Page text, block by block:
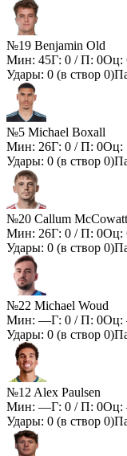
№19 Benjamin Old
Мин: 45Г: 0 / П: 0Оц:
Удары: 0 (в створ 0)
№5 Michael Boxall
Мин: 26Г: 0 / П: 0Оц:
Удары: 0 (в створ 0)
№20 Callum McCowatt
Мин: 26Г: 0 / П: 0Оц:
Удары: 0 (в створ 0)
№22 Michael Woud
Мин: —Г: 0 / П: 0Оц:
Удары: 0 (в створ 0)
№12 Alex Paulsen
Мин: —Г: 0 / П: 0Оц:
Удары: 0 (в створ 0)